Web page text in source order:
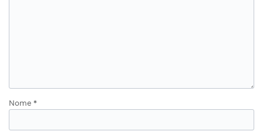
Nome *